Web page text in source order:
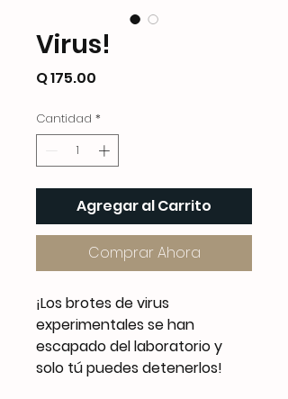
Virus!
Q 175.00
Cantidad *
Agregar al Carrito
Comprar Ahora
¡Los brotes de virus
experimentales se han
escapado del laboratorio y
solo tú puedes detenerlos!